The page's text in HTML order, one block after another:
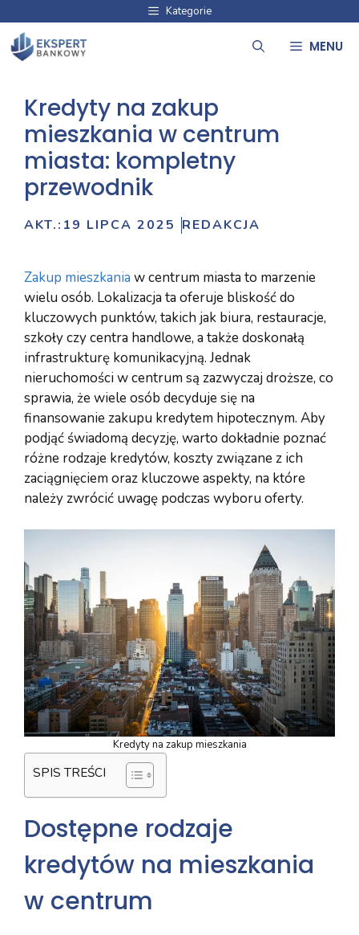
treści
Kategorie
MENU
Kredyty na zakup
mieszkania w centrum
miasta: kompletny
przewodnik
AKT.: 19 LIPCA 2025 REDAKCJA
Zakup mieszkania w centrum miasta to marzenie
wielu osób. Lokalizacja ta oferuje bliskość do
kluczowych punktów, takich jak biura, restauracje,
szkoły czy centra handlowe, a także doskonałą
infrastrukturę komunikacyjną. Jednak
nieruchomości w centrum są zazwyczaj droższe, co
sprawia, że wiele osób decyduje się na
finansowanie zakupu kredytem hipotecznym. Aby
podjąć świadomą decyzję, warto dokładnie poznać
różne rodzaje kredytów, koszty związane z ich
zaciągnięciem oraz kluczowe aspekty, na które
należy zwrócić uwagę podczas wyboru oferty.
Kredyty na zakup mieszkania
SPIS TREŚCI
Dostępne rodzaje
kredytów na mieszkania
w centrum